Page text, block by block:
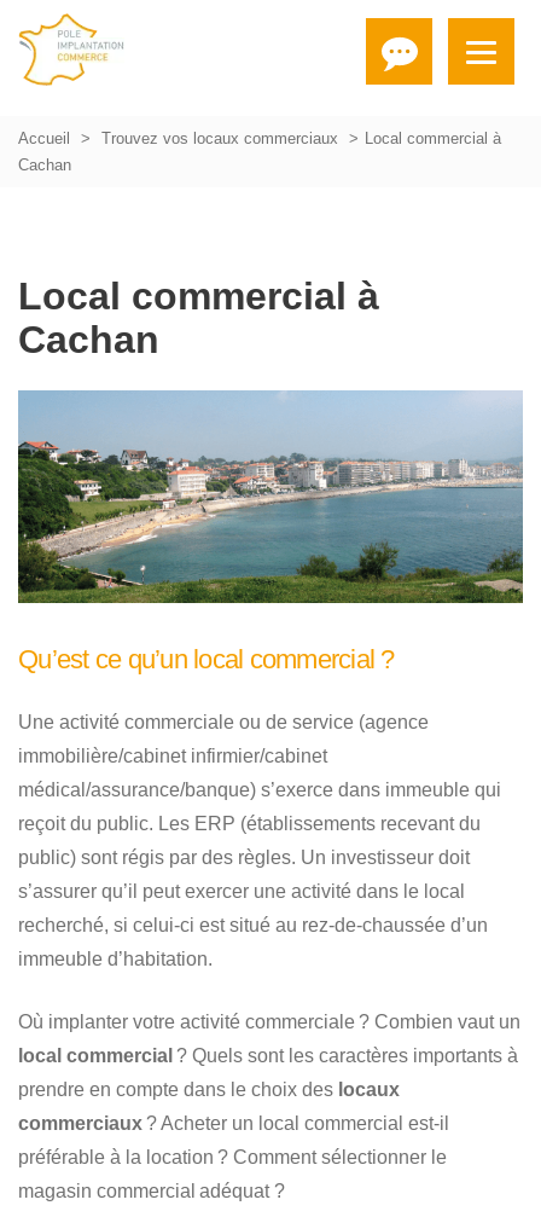
Accueil Trouvez vos locaux commerciaux
Local commercial à
Cachan
Local commercial à
Cachan
Qu’est ce qu’un local commercial ?
Une activité commerciale ou de service (agence
immobilière/cabinet infirmier/cabinet
médical/assurance/banque) s’exerce dans immeuble qui
reçoit du public. Les ERP (établissements recevant du
public) sont régis par des règles. Un investisseur doit
s’assurer qu’il peut exercer une activité dans le local
recherché, si celui-ci est situé au rez-de-chaussée d’un
immeuble d’habitation.
Où implanter votre activité commerciale ? Combien vaut un
local commercial ? Quels sont les caractères importants à
prendre en compte dans le choix des locaux
commerciaux ? Acheter un local commercial est-il
préférable à la location ? Comment sélectionner le
magasin commercial adéquat ?